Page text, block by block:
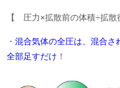
【 圧力×拡散前の体積÷拡
・混合気体の全圧は、混合さ
全部足すだけ ！